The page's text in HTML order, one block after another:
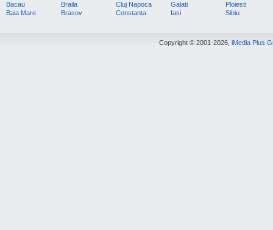
Bacau
Baia Mare
Braila
Brasov
Cluj Napoca
Constanta
Galati
Iasi
Ploiesti
Sibiu
Copyright © 2001-2026, iMedia Plus